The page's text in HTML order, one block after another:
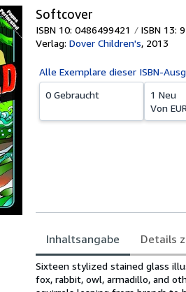
Softcover
ISBN 10: 0486499421
ISBN 13:
Verlag: Dover Children's, 2013
Alle Exemplare dieser ISBN-
0 Gebraucht
1 Neu
Von
Inhaltsangabe Details
Inhaltsangabe
Sixteen stylized stained glass
fox, rabbit, owl, armadillo, and